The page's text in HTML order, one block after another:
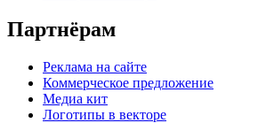
Партнёрам
Реклама на сайте
Коммерческое предложение
Медиа кит
Логотипы в векторе